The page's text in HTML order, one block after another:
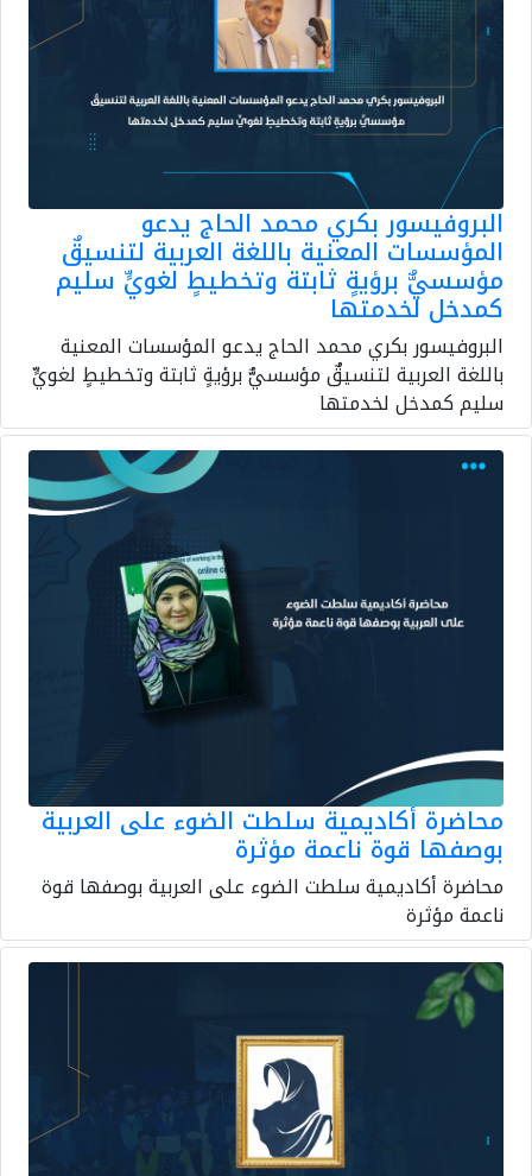
البروفيسور بكري محمد الحاج يدعو
المؤسسات المعنية باللغة العربية لتنسيقٌ
مؤسسيٌّ برؤيةٍ ثابتة وتخطيطٍ لغويٍّ سليم
كمدخل لخدمتها
البروفيسور بكري محمد الحاج يدعو المؤسسات المعنية
باللغة العربية لتنسيقٌ مؤسسيٌّ برؤيةٍ ثابتة وتخطيطٍ لغويٍّ
سليم كمدخل لخدمتها
محاضرة أكاديمية سلطت الضوء على العربية
بوصفها قوة ناعمة مؤثرة
محاضرة أكاديمية سلطت الضوء على العربية بوصفها قوة
ناعمة مؤثرة